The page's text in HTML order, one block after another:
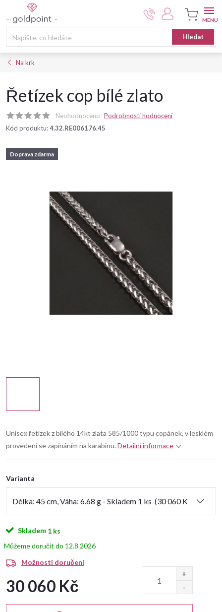
na
Hledat
Nákupní
košík
Na krk
Řetízek cop bílé zlato
Neohodnoceno Podrobnosti hodnocení
Kód produktu:4.32.RE006176.45
Doprava zdarma
Unisex řetízek z bílého 14kt zlata 585/1000 typu copánek, v lesklém
provedení se zapínáním na karabinu. Detailní informace
Varianta
Skladem 1 ks
12.8.2026
Možnosti doručení
30 060 Kč